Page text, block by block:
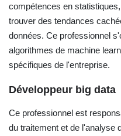
compétences en
trouver des tendances
données. Ce professionnel
algorithmes de machine
spécifiques de l'entreprise.
Développeur big data
Ce professionnel est
du traitement et de l'analyse